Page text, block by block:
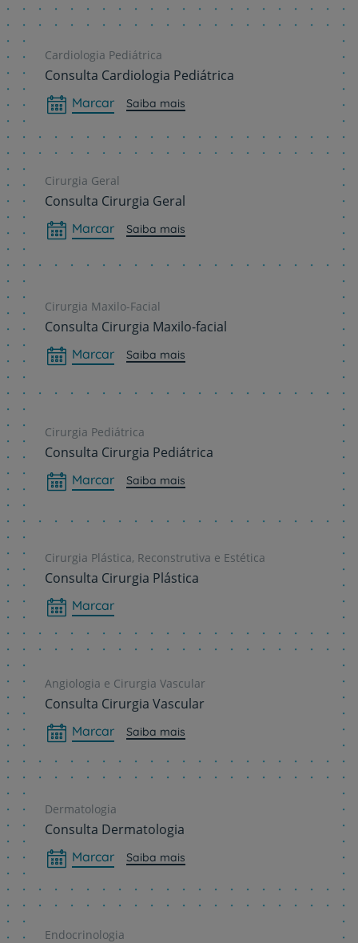
Cardiologia Pediátrica
Consulta Cardiologia Pediátrica
Marcar Saiba mais
Cirurgia Geral
Consulta Cirurgia Geral
Marcar Saiba mais
Cirurgia Maxilo-Facial
Consulta Cirurgia Maxilo-facial
Marcar Saiba mais
Cirurgia Pediátrica
Consulta Cirurgia Pediátrica
Marcar Saiba mais
Cirurgia Plástica, Reconstrutiva e Estética
Consulta Cirurgia Plástica
Marcar
Angiologia e Cirurgia Vascular
Consulta Cirurgia Vascular
Marcar Saiba mais
Dermatologia
Consulta Dermatologia
Marcar Saiba mais
Endocrinologia